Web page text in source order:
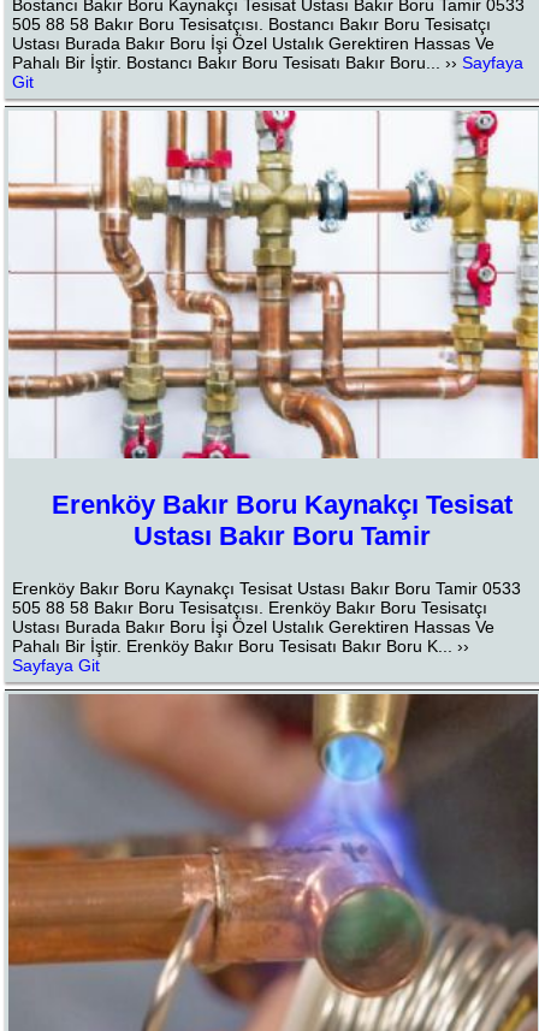
Bostancı Bakır Boru Kaynakçı Tesisat Ustası Bakır Boru Tamir 0533
505 88 58 Bakır Boru Tesisatçısı. Bostancı Bakır Boru Tesisatçı
Ustası Burada Bakır Boru İşi Özel Ustalık Gerektiren Hassas Ve
Pahalı Bir İştir. Bostancı Bakır Boru Tesisatı Bakır Boru... ››Sayfaya
Git
Erenköy Bakır Boru Kaynakçı Tesisat
Ustası Bakır Boru Tamir
Erenköy Bakır Boru Kaynakçı Tesisat Ustası Bakır Boru Tamir 0533
505 88 58 Bakır Boru Tesisatçısı. Erenköy Bakır Boru Tesisatçı
Ustası Burada Bakır Boru İşi Özel Ustalık Gerektiren Hassas Ve
Pahalı Bir İştir. Erenköy Bakır Boru Tesisatı Bakır Boru K... ››
Sayfaya Git